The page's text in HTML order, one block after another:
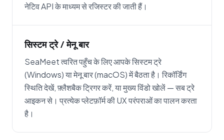
नेटिव API के माध्यम से रजिस्टर की जाती हैं।
सिस्टम ट्रे / मेनू बार
SeaMeet त्वरित पहुँच के लिए आपके सिस्टम ट्रे
(Windows) या मेनू बार (macOS) में बैठता है। रिकॉर्डिंग
स्थिति देखें, फ़्लैशबैक ट्रिगर करें, या मुख्य विंडो खोलें — सब ट्रे
आइकन से। प्रत्येक प्लेटफ़ॉर्म की UX परंपराओं का पालन करता
है।